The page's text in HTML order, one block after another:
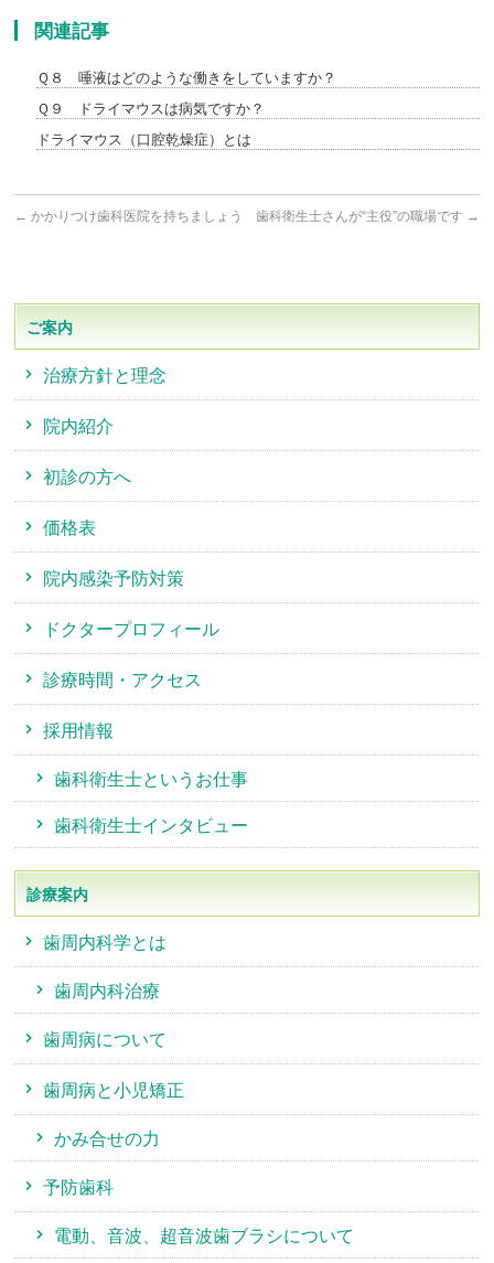
関連記事
Ｑ８ 唾液はどのような働きをしていますか？
Ｑ９ ドライマウスは病気ですか？
ドライマウス（口腔乾燥症）とは
← かかりつけ歯科医院を持ちましょう 歯科衛生士さんが“主役”の職場です →
ご案内
治療方針と理念
院内紹介
初診の方へ
価格表
院内感染予防対策
ドクタープロフィール
診療時間・アクセス
採用情報
歯科衛生士というお仕事
歯科衛生士インタビュー
診療案内
歯周内科学とは
歯周内科治療
歯周病について
歯周病と小児矯正
かみ合せの力
予防歯科
電動、音波、超音波歯ブラシについて